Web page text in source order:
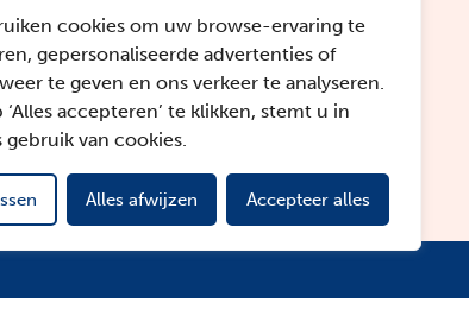
cookies om uw browse-ervaring te
gepersonaliseerde advertenties of
te geven en ons verkeer te analyseren.
accepteren’ te klikken, stemt u in
gebruik van cookies.
Alles afwijzen Accepteer alles